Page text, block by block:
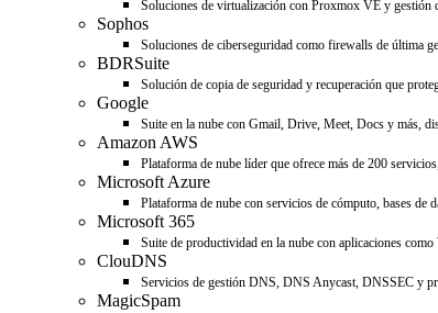
Soluciones de virtualización con Proxmox VE y
Sophos
Soluciones de ciberseguridad como firewalls de última
BDRSuite
Solución de copia de seguridad y recuperación que
Google
Suite en la nube con Gmail, Drive, Meet, Docs y más,
Amazon AWS
Plataforma de nube líder que ofrece más de 200
Microsoft Azure
Plataforma de nube con servicios de cómputo, bases de
Microsoft 365
Suite de productividad en la nube con aplicaciones
ClouDNS
Servicios de gestión DNS, DNS Anycast, DNSSEC y
MagicSpam